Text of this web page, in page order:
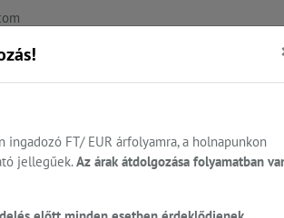
Cukrászat... Mosogatás
az Ön üzletébe...
FT/ EUR árfolyamra, a holnapunkon
jellegűek. Az árak átdolgozása folyamatban